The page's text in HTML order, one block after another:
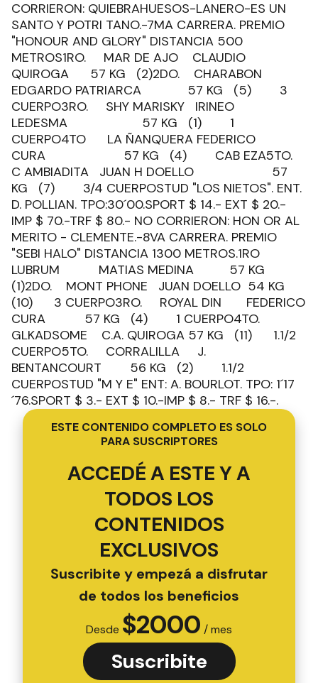
CORRIERON: QUIEBRAHUESOS-LANERO-ES UN
SANTO Y POTRI TANO.-7MA CARRERA. PREMIO
"HONOUR AND GLORY" DISTANCIA 500
METROS1RO. MAR DE AJO CLAUDIO
QUIROGA 57 KG (2)2DO. CHARABON
EDGARDO PATRIARCA 57 KG (5) 3
CUERPO3RO. SHY MARISKY IRINEO
LEDESMA 57 KG (1) 1
CUERPO4TO LA ÑANQUERA FEDERICO
CURA 57 KG (4) CAB EZA5TO.
C AMBIADITA JUAN H DOELLO 57
KG (7) 3/4 CUERPOSTUD "LOS NIETOS". ENT.
D. POLLIAN. TPO:30´00.SPORT $ 14.- EXT $ 20.-
IMP $ 70.-TRF $ 80.- NO CORRIERON: HON OR AL
MERITO - CLEMENTE.-8VA CARRERA. PREMIO
"SEBI HALO" DISTANCIA 1300 METROS.1RO
LUBRUM MATIAS MEDINA 57 KG
(1)2DO. MONT PHONE JUAN DOELLO 54 KG
(10) 3 CUERPO3RO. ROYAL DIN FEDERICO
CURA 57 KG (4) 1 CUERPO4TO.
GLKADSOME C.A. QUIROGA 57 KG (11) 1.1/2
CUERPO5TO. CORRALILLA J.
BENTANCOURT 56 KG (2) 1.1/2
CUERPOSTUD "M Y E" ENT: A. BOURLOT. TPO: 1´17
´76.SPORT $ 3.- EXT $ 10.-IMP $ 8.- TRF $ 16.-.
ESTE CONTENIDO COMPLETO ES SOLO
PARA SUSCRIPTORES
ACCEDÉ A ESTE Y A
TODOS LOS
CONTENIDOS
EXCLUSIVOS
Suscribite y empezá a disfrutar
de todos los beneficios
Desde $2000 / mes
Suscribite